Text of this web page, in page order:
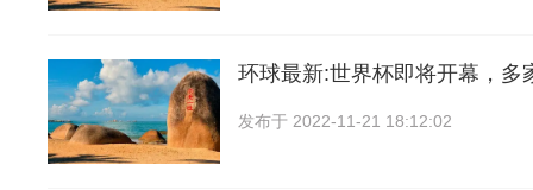
环球最新:世界杯即将开幕，多
发布于 2022-11-21 18:12:02